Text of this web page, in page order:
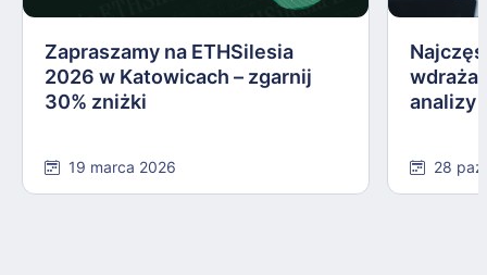
Zapraszamy na ETHSilesia
2026 w Katowicach – zgarnij
30% zniżki
19 marca 2026
analizy
28